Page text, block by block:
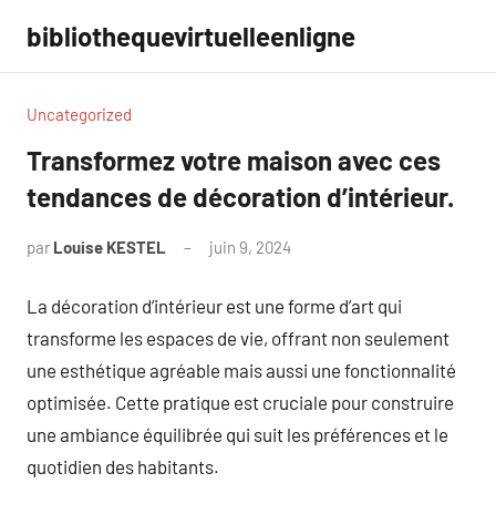
contenu
bibliothequevirtuelleenligne
Uncategorized
Transformez votre maison avec ces
tendances de décoration d’intérieur.
par Louise KESTEL juin 9, 2024
La décoration d’intérieur est une forme d’art qui
transforme les espaces de vie, offrant non seulement
une esthétique agréable mais aussi une fonctionnalité
optimisée. Cette pratique est cruciale pour construire
une ambiance équilibrée qui suit les préférences et le
quotidien des habitants.